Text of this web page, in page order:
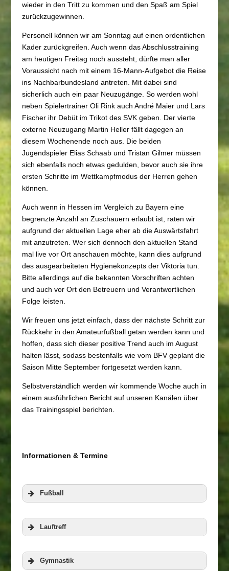
wieder in den Tritt zu kommen und den Spaß am Spiel
zurückzugewinnen.
Personell können wir am Sonntag auf einen ordentlichen
Kader zurückgreifen. Auch wenn das Abschlusstraining
am heutigen Freitag noch aussteht, dürfte man aller
Voraussicht nach mit einem 16-Mann-Aufgebot die Reise
ins Nachbarbundesland antreten. Mit dabei sind
sicherlich auch ein paar Neuzugänge. So werden wohl
neben Spielertrainer Oli Rink auch André Maier und Lars
Fischer ihr Debüt im Trikot des SVK geben. Der vierte
externe Neuzugang Martin Heller fällt dagegen an
diesem Wochenende noch aus. Die beiden
Jugendspieler Elias Schaab und Tristan Gilmer müssen
sich ebenfalls noch etwas gedulden, bevor auch sie ihre
ersten Schritte im Wettkampfmodus der Herren gehen
können.
Auch wenn in Hessen im Vergleich zu Bayern eine
begrenzte Anzahl an Zuschauern erlaubt ist, raten wir
aufgrund der aktuellen Lage eher ab die Auswärtsfahrt
mit anzutreten. Wer sich dennoch den aktuellen Stand
mal live vor Ort anschauen möchte, kann dies aufgrund
des ausgearbeiteten Hygienekonzepts der Viktoria tun.
Bitte allerdings auf die bekannten Vorschriften achten
und auch vor Ort den Betreuern und Verantwortlichen
Folge leisten.
Wir freuen uns jetzt einfach, dass der nächste Schritt zur
Rückkehr in den Amateurfußball getan werden kann und
hoffen, dass sich dieser positive Trend auch im August
halten lässt, sodass bestenfalls wie vom BFV geplant die
Saison Mitte September fortgesetzt werden kann.
Selbstverständlich werden wir kommende Woche auch in
einem ausführlichen Bericht auf unseren Kanälen über
das Trainingsspiel berichten.
Informationen & Termine
Fußball
Lauftreff
Gymnastik